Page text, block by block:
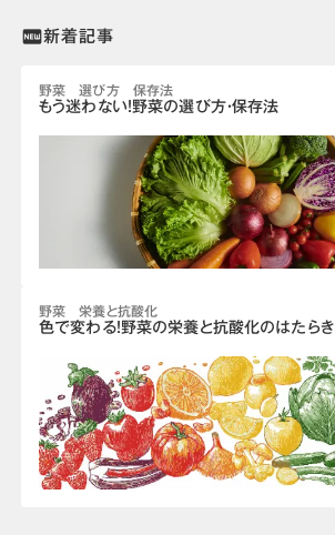
fiber_new新着記事
野菜 選び方 保存法
もう迷わない！野菜の選び方・保存法
野菜 栄養と抗酸化
色で変わる！野菜の栄養と抗酸化のはたらき